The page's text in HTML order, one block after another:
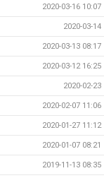
2020-03-16 10:07
2020-03-14
2020-03-13 08:17
2020-03-12 16:25
2020-02-23
2020-02-07 11:06
2020-01-27 11:12
2020-01-07 08:21
2019-11-13 08:35